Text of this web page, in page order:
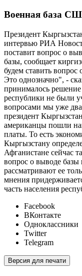
Военная база
Президент
интервью РИА
поставит вопрос о
базы, сообщает
будем ставить
Это однозначно", -
принималось
республики не были
вопросами мы уже
президент
американцы пошли
платы. То есть
Кыргызстану
Афганистане сейчас
вопрос о выводе базы
рассматривают ее
мнения
часть населения
Facebook
ВКонтакте
Одноклассники
Twitter
Telegram
Версия для печати